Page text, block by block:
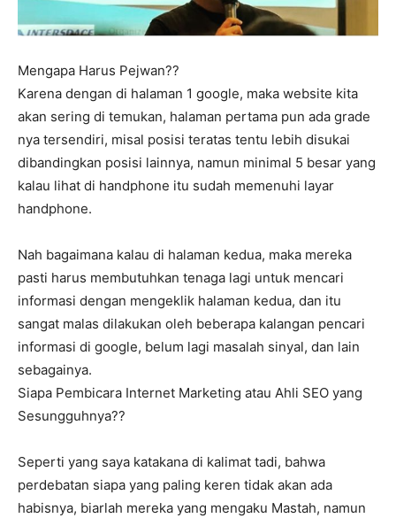
Mengapa Harus Pejwan??
Karena dengan di halaman 1 google, maka website kita
akan sering di temukan, halaman pertama pun ada grade
nya tersendiri, misal posisi teratas tentu lebih disukai
dibandingkan posisi lainnya, namun minimal 5 besar yang
kalau lihat di handphone itu sudah memenuhi layar
handphone.
Nah bagaimana kalau di halaman kedua, maka mereka
pasti harus membutuhkan tenaga lagi untuk mencari
informasi dengan mengeklik halaman kedua, dan itu
sangat malas dilakukan oleh beberapa kalangan pencari
informasi di google, belum lagi masalah sinyal, dan lain
sebagainya.
Siapa Pembicara Internet Marketing atau Ahli SEO yang
Sesungguhnya??
Seperti yang saya katakana di kalimat tadi, bahwa
perdebatan siapa yang paling keren tidak akan ada
habisnya, biarlah mereka yang mengaku Mastah, namun